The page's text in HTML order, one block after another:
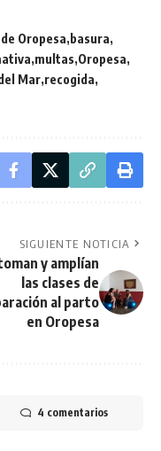
Oropesa basura
multas Oropesa
Mar recogida
SIGUIENTE NOTICIA
y amplían
las clases de
al parto
en Oropesa
4 comentarios